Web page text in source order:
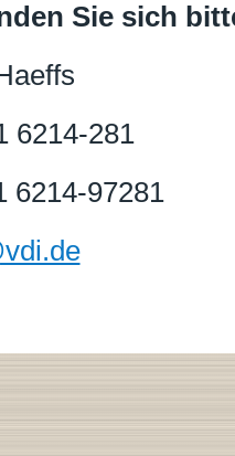
Sie sich
6214-281
6214-97281